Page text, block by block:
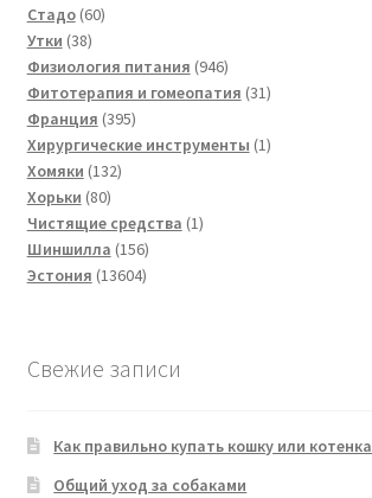
Стадо 6060
Утки 3838
товаров
Физиология питания 946946
товаров
Фитотерапия и гомеопатия 3131
Франция 395395
товаров
Хирургические инструменты 11
Хомяки 132132
Хорьки 8080
товаров
Чистящие средства 11
Шиншилла 156156
товаров
Эстония 1360413604
Свежие записи
Как правильно купать кошку или котенка
Общий уход за собаками